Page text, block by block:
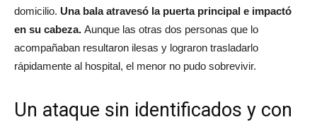
domicilio. Una bala atravesó la puerta principal e impactó
en su cabeza. Aunque las otras dos personas que lo
acompañaban resultaron ilesas y lograron trasladarlo
rápidamente al hospital, el menor no pudo sobrevivir.
Un ataque sin identificados y con